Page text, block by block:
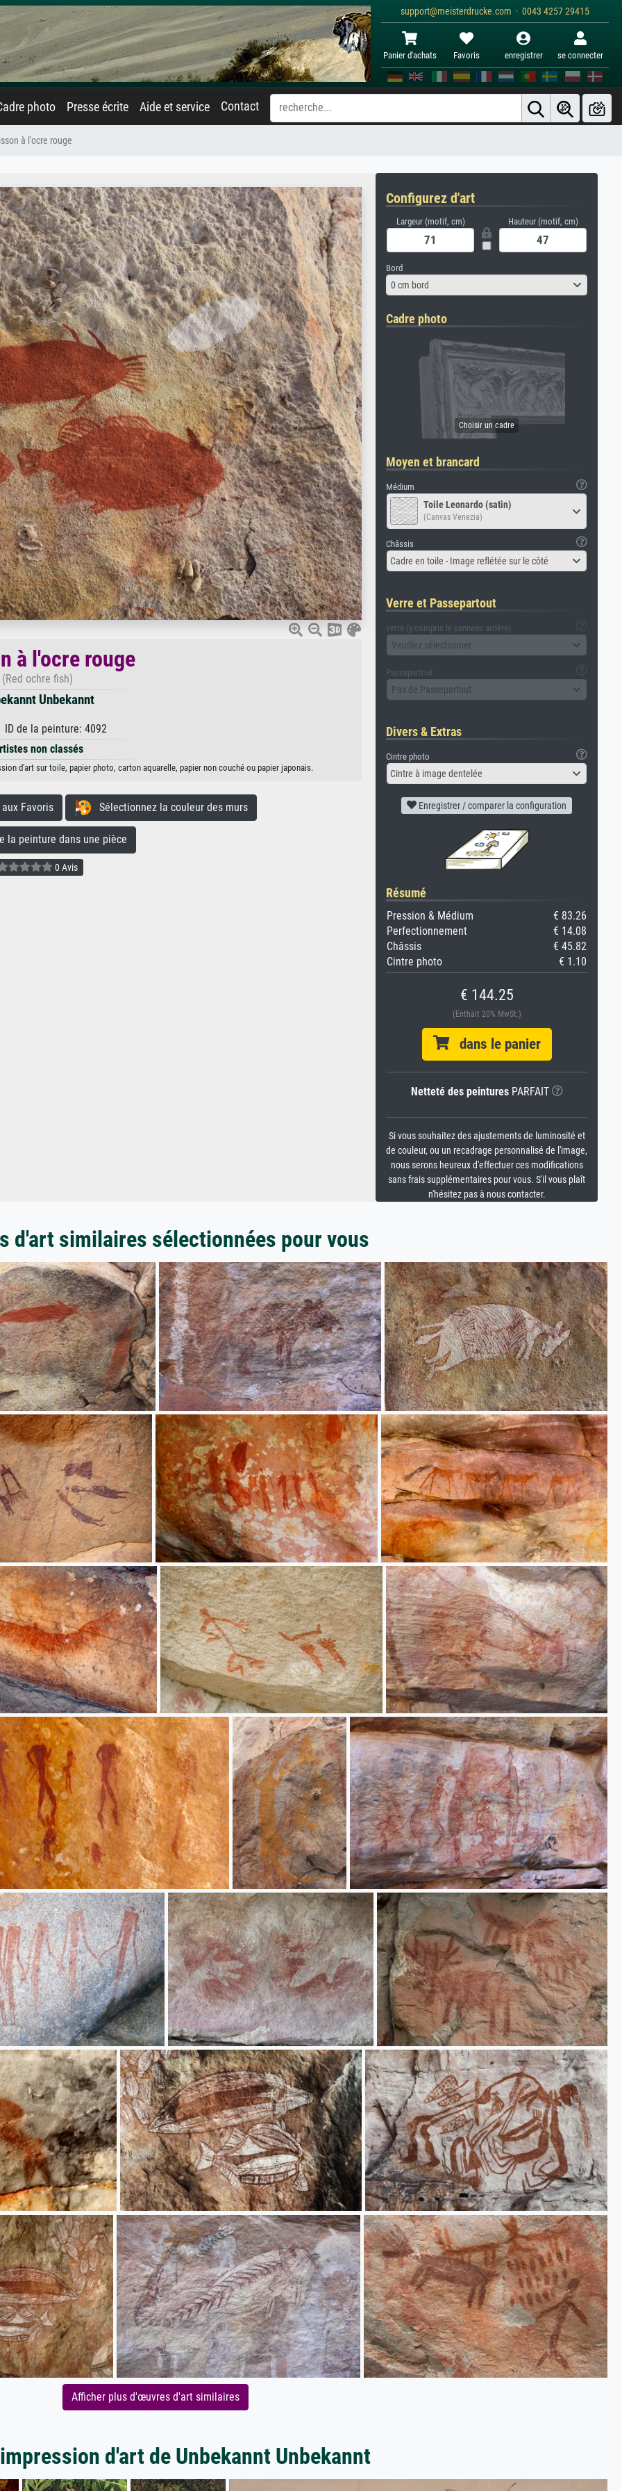
support@meisterdrucke.com · 0043 4257 29415
Panier d'achats Favoris enregistrer se connecter
photo Presse écrite Aide et service Contact
à l'ocre rouge
à l'ocre rouge
(Red ochre fish)
Unbekannt
ID de la peinture: 4092
non classés
d'art sur toile, papier photo, carton aquarelle, papier non couché ou papier japonais.
Favoris Sélectionnez la couleur des murs
peinture dans une pièce
0 Avis
Configurez d'art
Largeur (motif, cm) Hauteur (motif, cm)
Bord
0 cm bord
Cadre photo
Moyen et brancard
Médium
Toile Leonardo (satin)
(Canvas Venezia)
Châssis
Cadre en toile - Image reflétée sur le côté
Verre et Passepartout
verre (y compris le panneau arrière)
Veuillez sélectionner
Passepartout
Pas de Passepartout
Divers & Extras
Cintre photo
Cintre à image dentelée
Enregistrer / comparer la configuration
Résumé
Pression & Médium
€ 83.26
Perfectionnement
€ 14.08
Châssis
€ 45.82
Cintre photo
€ 1.10
€ 144.25
(Enthält 20% MwSt.)
dans le panier
Netteté des peinturesPARFAIT
Si vous souhaitez des ajustements de luminosité et
de couleur, ou un recadrage personnalisé de l'image,
nous serons heureux d'effectuer ces modifications
sans frais supplémentaires pour vous. S'il vous plaît
n'hésitez pas à nous contacter.
d'art similaires sélectionnées pour vous
Afficher plus d'œuvres d'art similaires
d'art de Unbekannt Unbekannt